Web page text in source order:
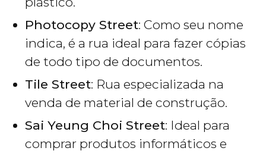
Photocopy Street: Como seu nome
indica, é a rua ideal para fazer cópias
de todo tipo de documentos.
Tile Street: Rua especializada na
venda de material de construção.
Sai Yeung Choi Street: Ideal para
comprar produtos informáticos e